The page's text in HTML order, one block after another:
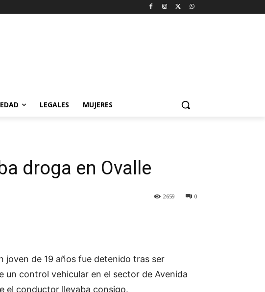
LEGALES MUJERES
droga en Ovalle
0
2659
joven de 19 años fue detenido tras ser
control vehicular en el sector de Avenida
el conductor llevaba consigo.